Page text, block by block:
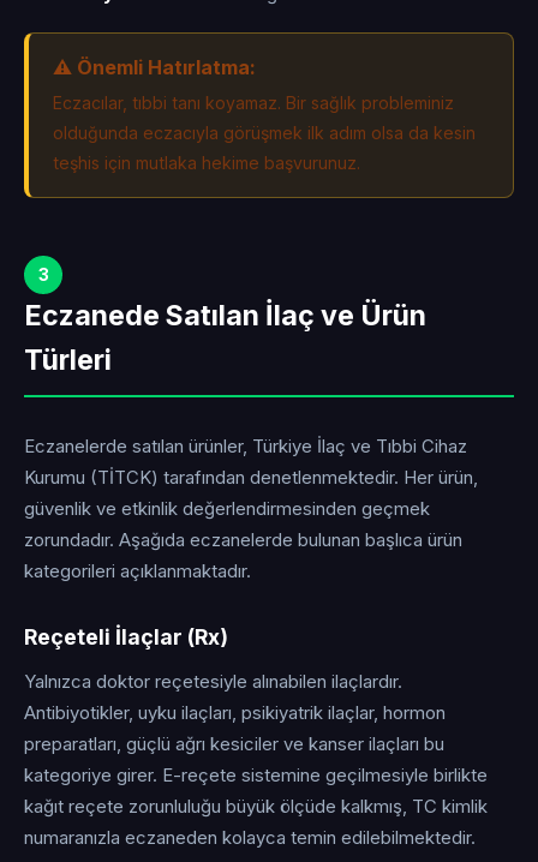
⚠️ Önemli Hatırlatma:
Eczacılar, tıbbi tanı koyamaz. Bir sağlık probleminiz
olduğunda eczacıyla görüşmek ilk adım olsa da kesin
teşhis için mutlaka hekime başvurunuz.
3
Eczanede Satılan İlaç ve Ürün
Türleri
Eczanelerde satılan ürünler, Türkiye İlaç ve Tıbbi Cihaz
Kurumu (TİTCK) tarafından denetlenmektedir. Her ürün,
güvenlik ve etkinlik değerlendirmesinden geçmek
zorundadır. Aşağıda eczanelerde bulunan başlıca ürün
kategorileri açıklanmaktadır.
Reçeteli İlaçlar (Rx)
Yalnızca doktor reçetesiyle alınabilen ilaçlardır.
Antibiyotikler, uyku ilaçları, psikiyatrik ilaçlar, hormon
preparatları, güçlü ağrı kesiciler ve kanser ilaçları bu
kategoriye girer. E-reçete sistemine geçilmesiyle birlikte
kağıt reçete zorunluluğu büyük ölçüde kalkmış, TC kimlik
numaranızla eczaneden kolayca temin edilebilmektedir.